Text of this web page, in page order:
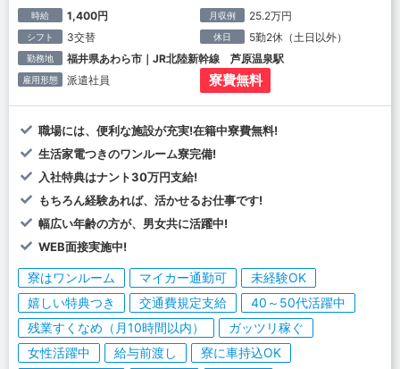
時給 1,400円 月収例 25.2万円
シフト 3交替 休日 5勤2休（土日以外）
勤務地 福井県あわら市｜JR北陸新幹線 芦原温泉駅
雇用形態 派遣社員 寮費無料
職場には、便利な施設が充実!在籍中寮費無料!
生活家電つきのワンルーム寮完備!
入社特典はナント30万円支給!
もちろん経験あれば、活かせるお仕事です!
幅広い年齢の方が、男女共に活躍中!
WEB面接実施中!
寮はワンルーム マイカー通勤可
未経験OK
嬉しい特典つき
交通費規定支給
40～50代活躍中
残業すくなめ（月10時間以内）
ガッツリ稼ぐ
女性活躍中
給与前渡し
寮に車持込OK